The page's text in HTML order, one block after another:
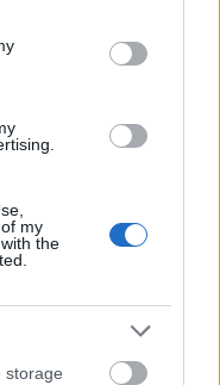
in below Google
my
the
storage
felemelő
a Tomcsa
tette az